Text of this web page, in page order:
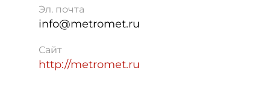
Эл. почта
info@metromet.ru
Сайт
http://metromet.ru